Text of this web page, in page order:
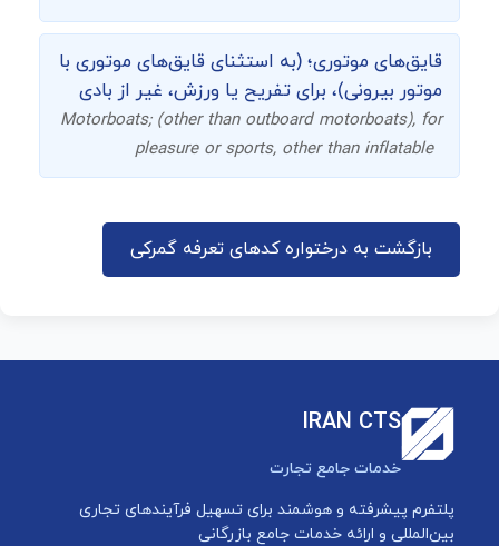
قایق‌های موتوری؛ (به استثنای قایق‌های موتوری با
موتور بیرونی)، برای تفریح یا ورزش، غیر از بادی
Motorboats; (other than outboard motorboats), for
pleasure or sports, other than inflatable
بازگشت به درختواره کدهای تعرفه گمرکی
IRAN CTS
خدمات جامع تجارت
پلتفرم پیشرفته و هوشمند برای تسهیل فرآیندهای تجاری
بین‌المللی و ارائه خدمات جامع بازرگانی